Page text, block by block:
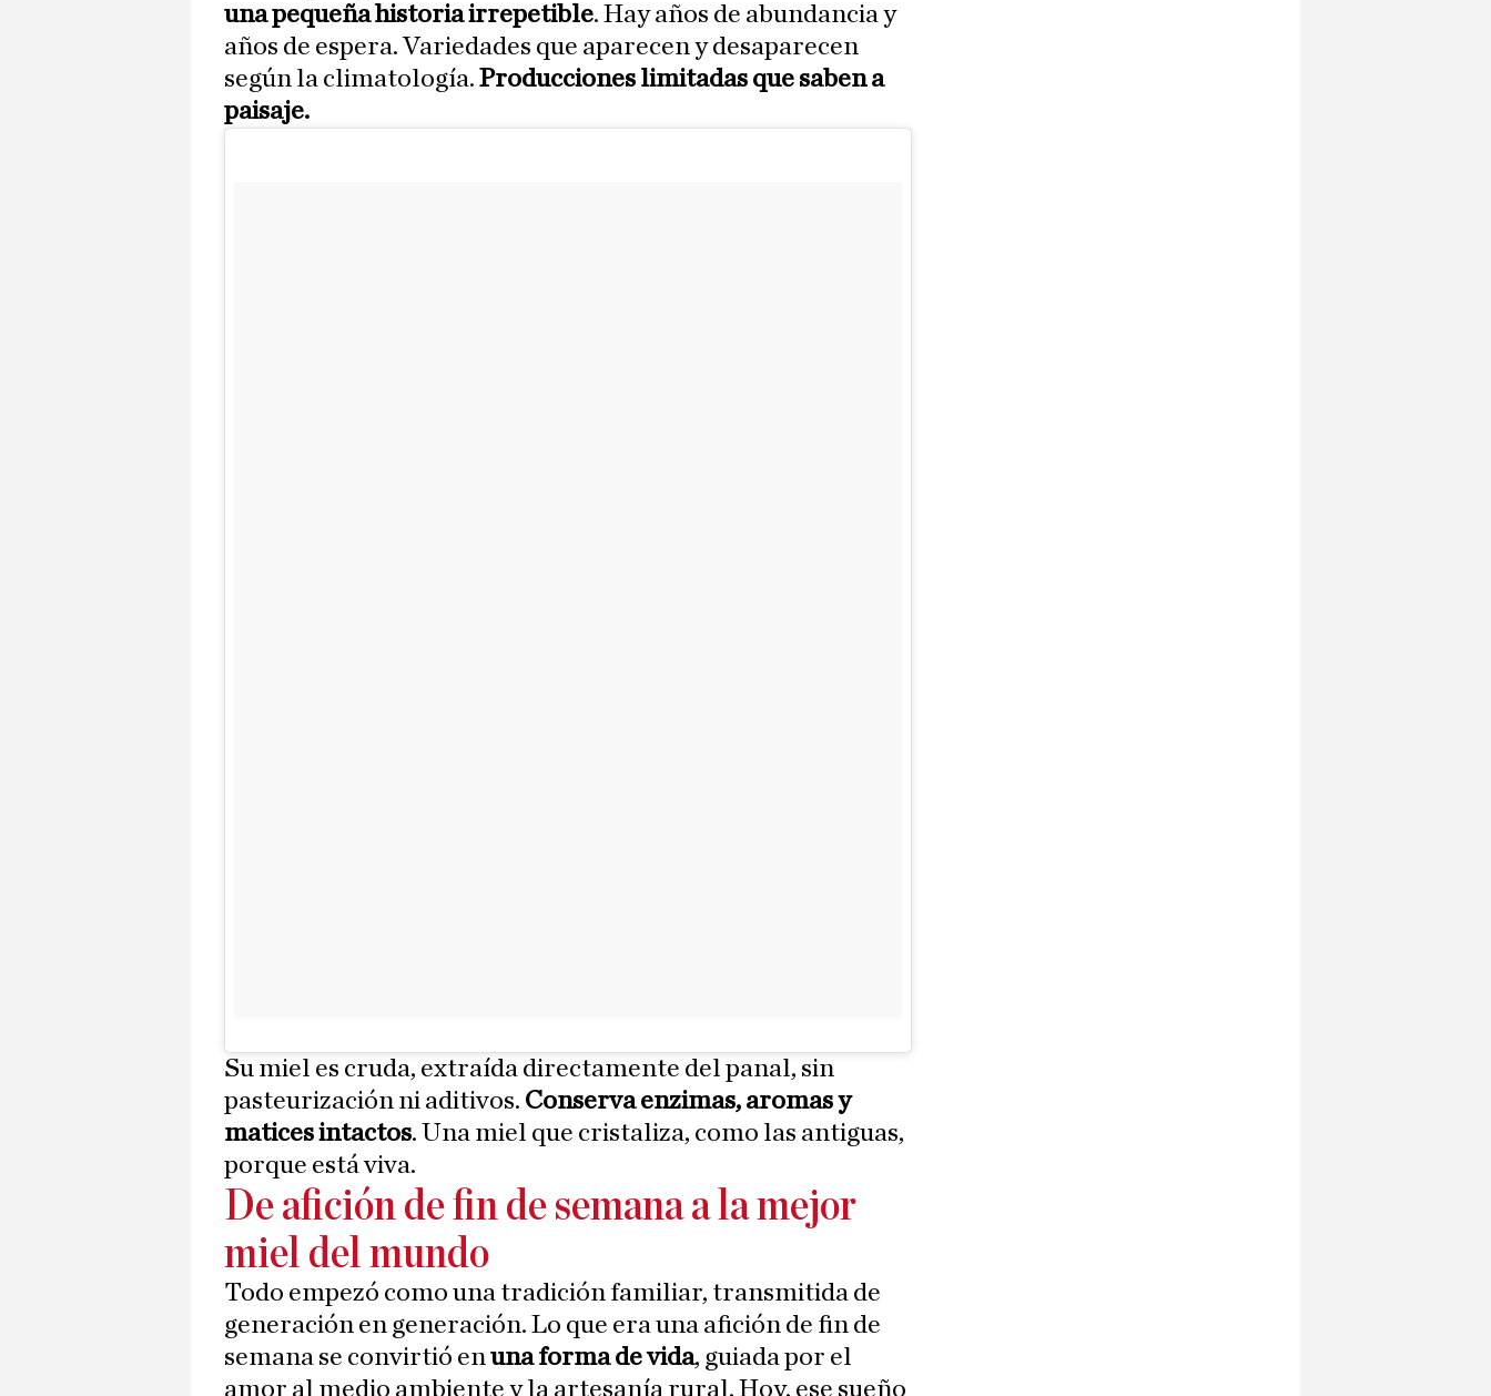
una pequeña historia irrepetible. Hay años de abundancia y
años de espera. Variedades que aparecen y desaparecen
según la climatología. Producciones limitadas que saben a
paisaje.
Su miel es cruda, extraída directamente del panal, sin
pasteurización ni aditivos. Conserva enzimas, aromas y
matices intactos. Una miel que cristaliza, como las antiguas,
porque está viva.
De afición de fin de semana a la mejor
miel del mundo
Todo empezó como una tradición familiar, transmitida de
generación en generación. Lo que era una afición de fin de
semana se convirtió en una forma de vida, guiada por el
amor al medio ambiente y la artesanía rural. Hoy, ese sueño